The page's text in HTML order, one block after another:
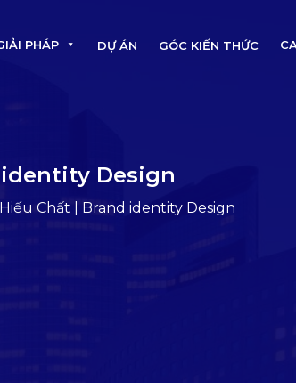
PHÁP DỰ ÁN GÓC KIẾN THỨC
Design
Chất | Brand identity Design